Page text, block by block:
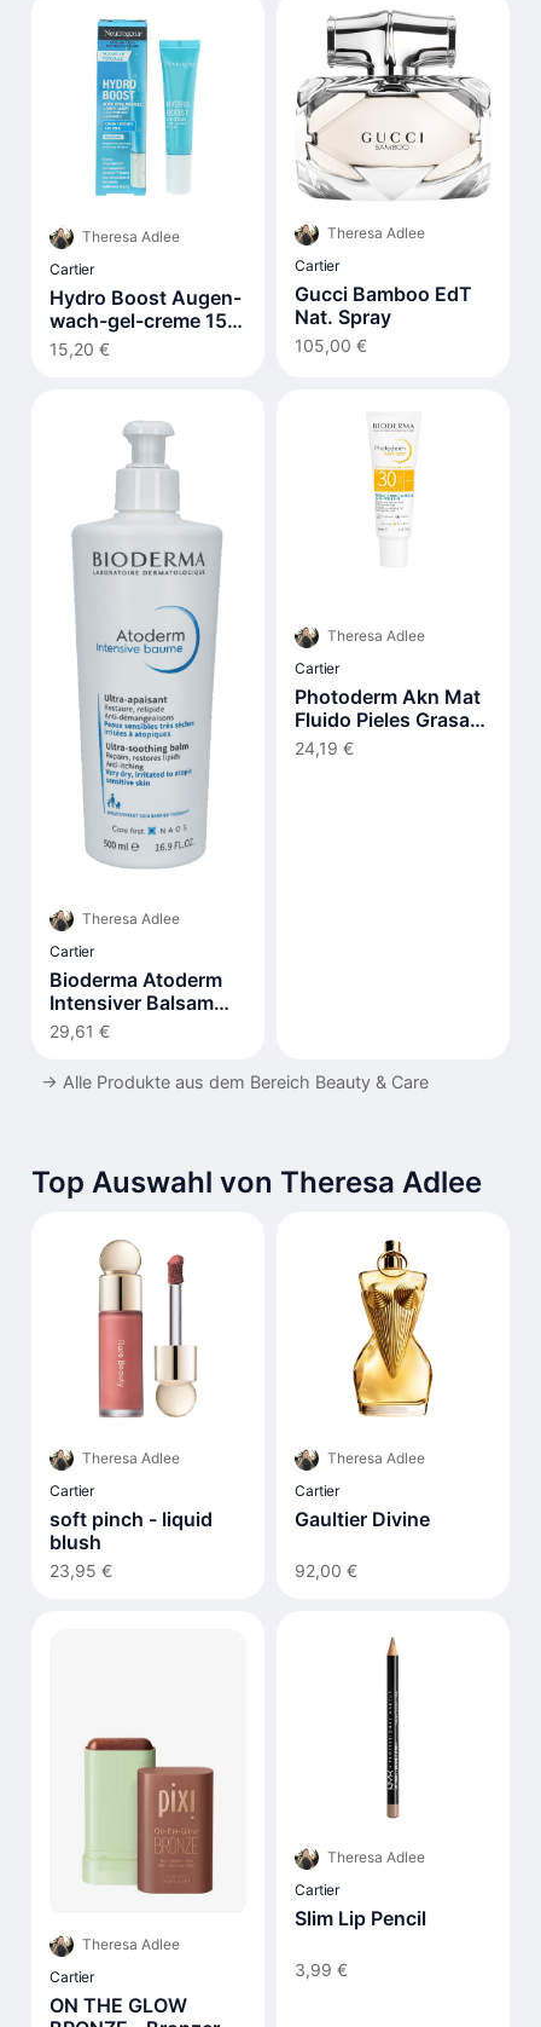
Theresa Adlee
Cartier
Hydro Boost Augen-
wach-gel-creme 15
ml
15,20 €
Theresa Adlee
Cartier
Gucci Bamboo EdT
Nat. Spray
105,00 €
Theresa Adlee
Cartier
Bioderma Atoderm
Intensiver Balsam
500ml
29,61 €
Theresa Adlee
Cartier
Photoderm Akn Mat
Fluido Pieles Grasas
Y Acnéicas Spf30 40
24,19 €
→ Alle Produkte aus dem Bereich Beauty & Care
Top Auswahl von Theresa Adlee
Theresa Adlee
Cartier
soft pinch - liquid
blush
23,95 €
Theresa Adlee
Cartier
Gaultier Divine
92,00 €
Theresa Adlee
Cartier
ON THE GLOW
Theresa Adlee
Cartier
Slim Lip Pencil
3,99 €